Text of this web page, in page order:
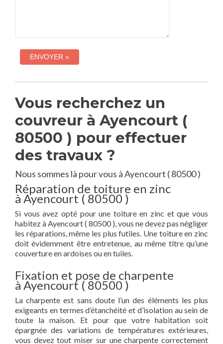
Vous recherchez un
couvreur à Ayencourt (
80500 ) pour effectuer
des travaux ?
Nous sommes là pour vous à Ayencourt ( 80500 )
Réparation de toiture en zinc
à Ayencourt ( 80500 )
Si vous avez opté pour une toiture en zinc et que vous
habitez à Ayencourt ( 80500 ), vous ne devez pas négliger
les réparations, même les plus futiles. Une toiture en zinc
doit évidemment être entretenue, au même titre qu’une
couverture en ardoises ou en tuiles.
Fixation et pose de charpente
à Ayencourt ( 80500 )
La charpente est sans doute l’un des éléments les plus
exigeants en termes d’étanchéité et d’isolation au sein de
toute la maison. Et pour que votre habitation soit
épargnée des variations de températures extérieures,
vous devez tout miser sur une charpente correctement